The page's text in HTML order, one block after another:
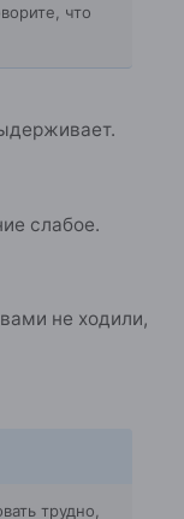
что
слабое.
не ходили,
трудно,